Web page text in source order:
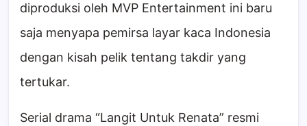
diproduksi oleh MVP Entertainment ini baru
saja menyapa pemirsa layar kaca Indonesia
dengan kisah pelik tentang takdir yang
tertukar.
Serial drama “Langit Untuk Renata” resmi